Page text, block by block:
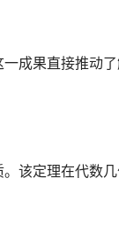
成果直接推动
该定理在代数